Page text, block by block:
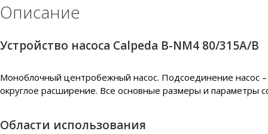
Описание
Устройство насоса Calpeda B-NM4 80/315A/B
Моноблочный центробежный насос. Подсоединение насос
округлое расширение. Все основные размеры и параметры
Области использования